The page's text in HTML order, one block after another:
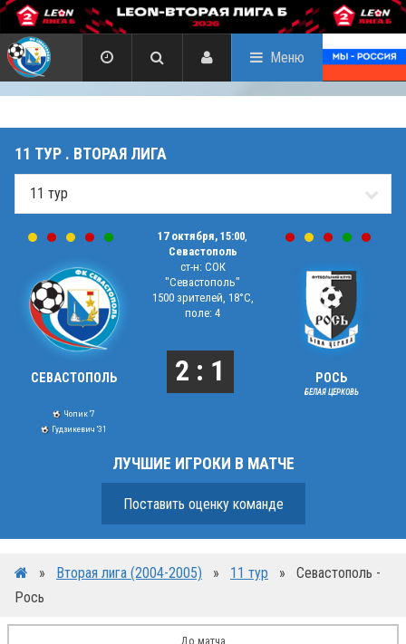
Меню
11 ТУР . ВТОРАЯ ЛИГА
СЕВАСТОПОЛЬ
Чопик '7
Гудзикевич '31
17 октября, 15:00
Севастополь
ст-н: СОК
"Севастополь"
1500 зрителей, 18°C,
поле: 4
2 : 1 РОСЬ
БЕЛАЯ ЦЕРКОВЬ
ЛУЧШИЕ ИГРОКИ В МАТЧЕ
Поставить оценку команде
» Вторая лига (2004-2005) » 11 тур »
Севастополь -
Рось
До матча